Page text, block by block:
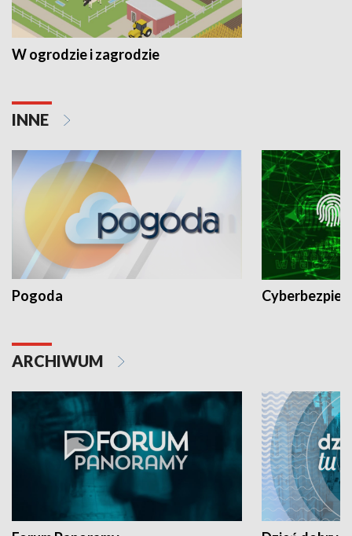
W ogrodzie i zagrodzie
INNE
Pogoda
ARCHIWUM